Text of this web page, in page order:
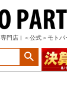
専門店 | ＜公式＞モトパ